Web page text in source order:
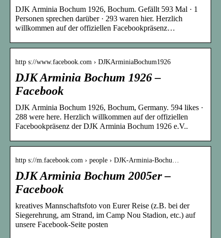
DJK Arminia Bochum 1926, Bochum. Gefällt 593 Mal · 1
Personen sprechen darüber · 293 waren hier. Herzlich
willkommen auf der offiziellen Facebookpräsenz…
http s://www.facebook.com › DJKArminiaBochum1926
DJK Arminia Bochum 1926 –
Facebook
DJK Arminia Bochum 1926, Bochum, Germany. 594 likes ·
288 were here. Herzlich willkommen auf der offiziellen
Facebookpräsenz der DJK Arminia Bochum 1926 e.V..
http s://m.facebook.com › people › DJK-Arminia-Bochu…
DJK Arminia Bochum 2005er –
Facebook
kreatives Mannschaftsfoto von Eurer Reise (z.B. bei der
Siegerehrung, am Strand, im Camp Nou Stadion, etc.) auf
unsere Facebook-Seite posten